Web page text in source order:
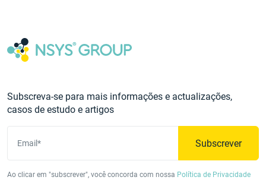
Subscreva-se para mais informações e actualizações,
casos de estudo e artigos
Email* Subscrever
Ao clicar em "subscrever", você concorda com nossa Política de Privacidade